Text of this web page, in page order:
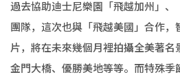
過去協助迪士尼樂園「飛越加州」、
團隊，這次也與「飛越美國」合作，
片，將在未來幾個月裡拍攝全美著名
金門大橋、優勝美地等等。而特殊季